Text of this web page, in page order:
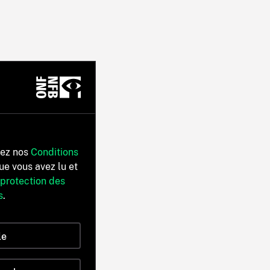
nos Conditions
vous avez lu et
des
.